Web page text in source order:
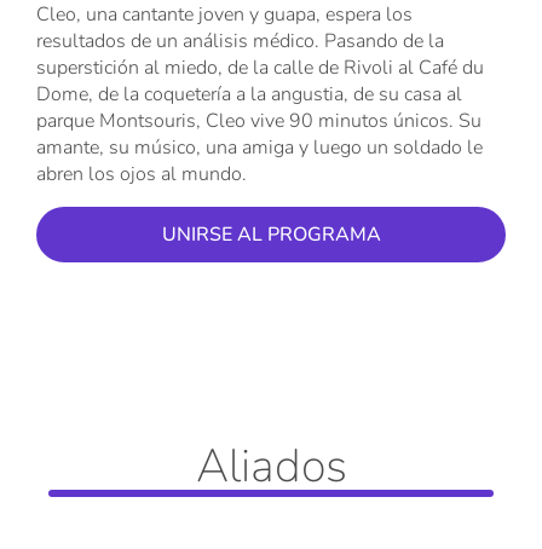
Cleo, una cantante joven y guapa, espera los
resultados de un análisis médico. Pasando de la
superstición al miedo, de la calle de Rivoli al Café du
Dome, de la coquetería a la angustia, de su casa al
parque Montsouris, Cleo vive 90 minutos únicos. Su
amante, su músico, una amiga y luego un soldado le
abren los ojos al mundo.
UNIRSE AL PROGRAMA
Aliados